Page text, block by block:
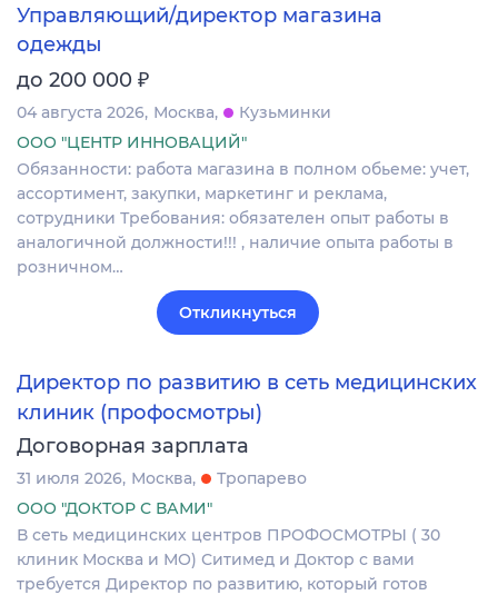
Управляющий/директор магазина
одежды
до 200 000 ₽
04 августа 2026 Москва
Кузьминки
ООО "ЦЕНТР ИННОВАЦИЙ"
Обязанности: работа магазина в полном обьеме: учет,
ассортимент, закупки, маркетинг и реклама,
сотрудники Требования: обязателен опыт работы в
аналогичной должности!!! , наличие опыта работы в
розничном…
Откликнуться
Директор по развитию в сеть медицинских
клиник (профосмотры)
Договорная зарплата
31 июля 2026 Москва
Тропарево
ООО "ДОКТОР С ВАМИ"
В сеть медицинских центров ПРОФОСМОТРЫ ( 30
клиник Москва и МО) Ситимед и Доктор с вами
требуется Директор по развитию, который готов